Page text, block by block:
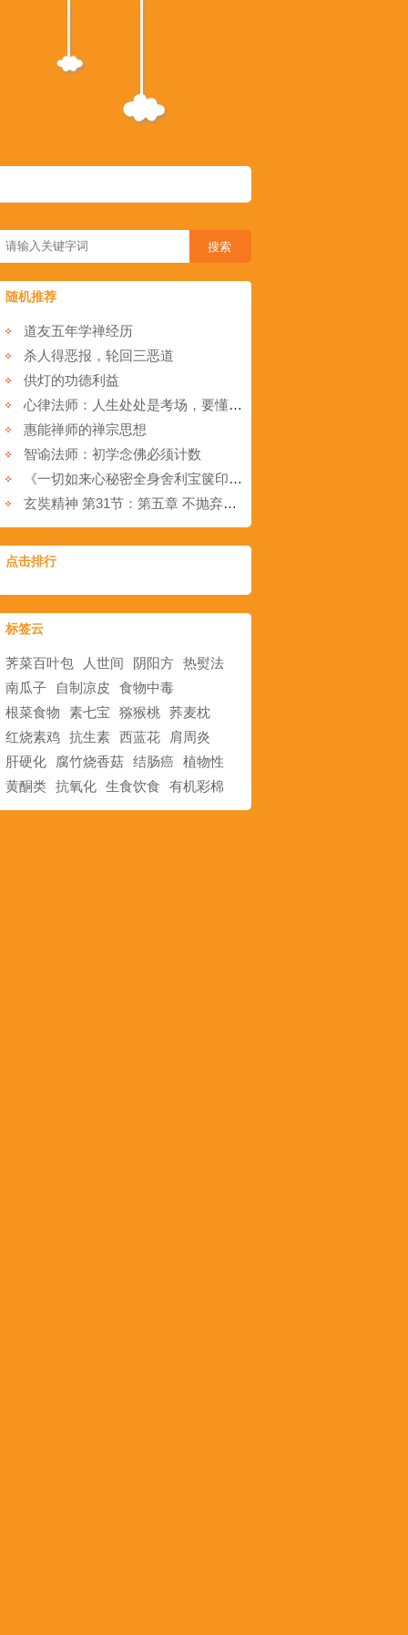
随机推荐
道友五年学禅经历
杀人得恶报，轮回三恶道
供灯的功德利益
心律法师：人生处处是考场，要懂得尊重！
惠能禅师的禅宗思想
智谕法师：初学念佛必须计数
《一切如来心秘密全身舍利宝箧印陀罗尼经》功德利益
玄奘精神 第31节：第五章 不抛弃，不放弃！(2)
点击排行
标签云
荠菜百叶包 人世间 阴阳方 热熨法
南瓜子
自制凉皮
食物中毒
根菜食物
素七宝 猕猴桃 荞麦枕
红烧素鸡 抗生素 西蓝花
肩周炎
肝硬化
腐竹烧香菇 结肠癌 植物性
黄酮类 抗氧化 生食饮食 有机彩棉